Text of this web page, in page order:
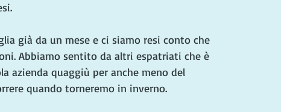
già da un mese e ci siamo resi conto che
Abbiamo sentito da altri espatriati che è
azienda quaggiù per anche meno del
quando torneremo in inverno.